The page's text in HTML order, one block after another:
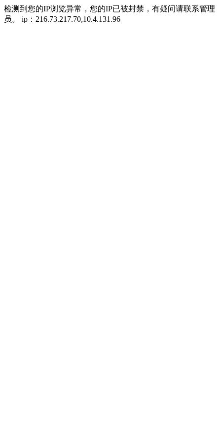
检测到您的IP浏览异常，您的IP已被封禁，有疑问请联系管理
员。 ip：216.73.217.70,10.4.131.96